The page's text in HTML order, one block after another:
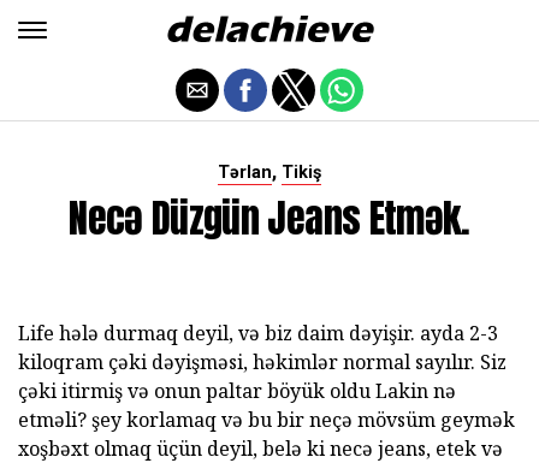
Tərlan, Tikiş
Necə Düzgün Jeans Etmək.
Life hələ durmaq deyil, və biz daim dəyişir. ayda 2-3
kiloqram çəki dəyişməsi, həkimlər normal sayılır. Siz
çəki itirmiş və onun paltar böyük oldu Lakin nə
etməli? şey korlamaq və bu bir neçə mövsüm geymək
xoşbəxt olmaq üçün deyil, belə ki necə jeans, etek və